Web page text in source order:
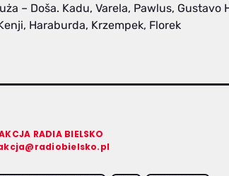
– Doša. Kadu, Varela, Pawlus,
Haraburda, Krzempek, Florek
RADIA BIELSKO